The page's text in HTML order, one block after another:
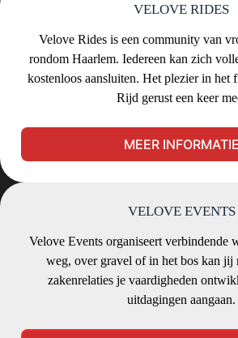
VELOVE RIDES
Velove Rides is een community van
rondom Haarlem. Iedereen kan zich
kostenloos aansluiten. Het plezier in het
Rijd gerust een keer
MEER INFORMATIE
VELOVE EVENTS
Velove Events organiseert verbindende
weg, over gravel of in het bos kan jij
zakenrelaties je vaardigheden
uitdagingen aangaan.